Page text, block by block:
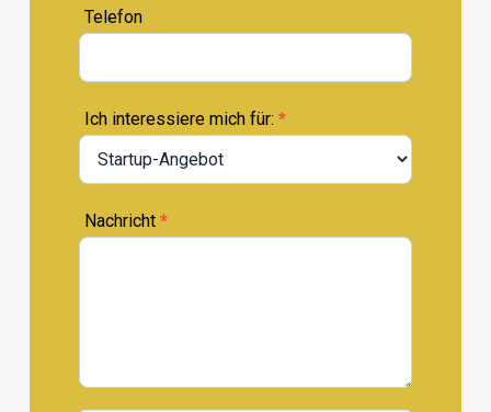
Telefon
Ich interessiere mich für:*
Nachricht*